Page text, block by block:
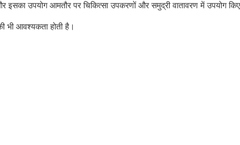
उपयोग आमतौर पर चिकित्सा उपकरणों और समुद्री वातावरण में उपयोग
भी आवश्यकता होती है।